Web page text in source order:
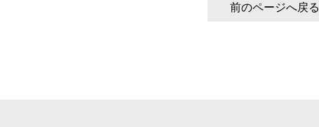
前のページへ戻る